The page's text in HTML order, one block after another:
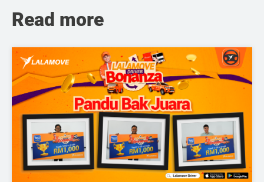
Read more